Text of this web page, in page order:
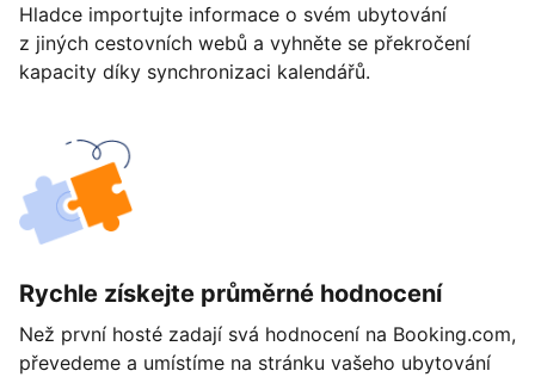
Hladce importujte informace o svém ubytování
z jiných cestovních webů a vyhněte se překročení
kapacity díky synchronizaci kalendářů.
Rychle získejte průměrné hodnocení
Než první hosté zadají svá hodnocení na Booking.com,
převedeme a umístíme na stránku vašeho ubytování